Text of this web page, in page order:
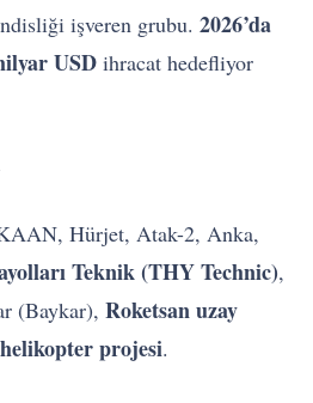
işveren grubu.2026’da
USD ihracat hedefliyor
Hürjet, Atak-2, Anka,
Teknik (THY Technic),
(Baykar),Roketsan uzay
projesi.